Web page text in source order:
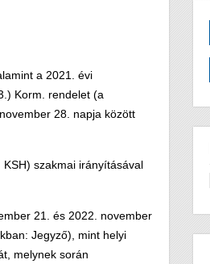
a 2021. évi
Korm. rendelet (a
28. napja között
szakmai irányításával
21. és 2022. november
Jegyző), mint helyi
melynek során